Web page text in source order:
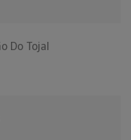
Do Tojal